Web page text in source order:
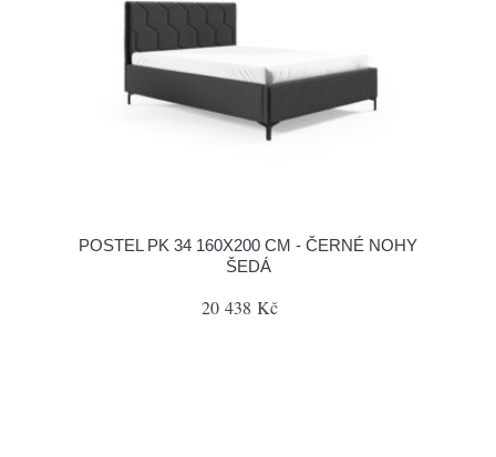
POSTEL PK 34 160X200 CM - ČERNÉ NOHY
ŠEDÁ
20 438 Kč